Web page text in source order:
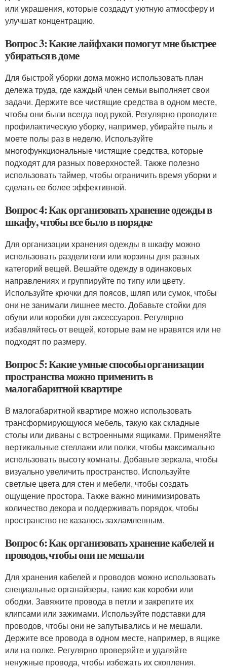
или украшения, которые создадут уютную атмосферу и
улучшат концентрацию.
Вопрос 3: Какие лайфхаки помогут мне быстрее
убираться в доме
Для быстрой уборки дома можно использовать план
дележа труда, где каждый член семьи выполняет свои
задачи. Держите все чистящие средства в одном месте,
чтобы они были всегда под рукой. Регулярно проводите
профилактическую уборку, например, убирайте пыль и
моете полы раз в неделю. Используйте
многофункциональные чистящие средства, которые
подходят для разных поверхностей. Также полезно
использовать таймер, чтобы ограничить время уборки и
сделать ее более эффективной.
Вопрос 4: Как организовать хранение одежды в
шкафу, чтобы все было в порядке
Для организации хранения одежды в шкафу можно
использовать разделители или корзины для разных
категорий вещей. Вешайте одежду в одинаковых
направлениях и группируйте по типу или цвету.
Используйте крючки для поясов, шляп или сумок, чтобы
они не занимали лишнее место. Добавьте стойки для
обуви или коробки для аксессуаров. Регулярно
избавляйтесь от вещей, которые вам не нравятся или не
подходят по размеру.
Вопрос 5: Какие умные способы организации
пространства можно применить в
малогабаритной квартире
В малогабаритной квартире можно использовать
трансформирующуюся мебель, такую как складные
столы или диваны с встроенными ящиками. Применяйте
вертикальные стеллажи или полки, чтобы максимально
использовать высоту комнаты. Добавьте зеркала, чтобы
визуально увеличить пространство. Используйте
светлые цвета для стен и мебели, чтобы создать
ощущение простора. Также важно минимизировать
количество декора и поддерживать порядок, чтобы
пространство не казалось захламленным.
Вопрос 6: Как организовать хранение кабелей и
проводов, чтобы они не мешали
Для хранения кабелей и проводов можно использовать
специальные органайзеры, такие как коробки или
ободки. Завяжите провода в петли и закрепите их
клипсами или зажимами. Используйте подставки для
проводов, чтобы они не запутывались и не мешали.
Держите все провода в одном месте, например, в ящике
или на полке. Регулярно проверяйте и удаляйте
ненужные провода, чтобы избежать их скопления.